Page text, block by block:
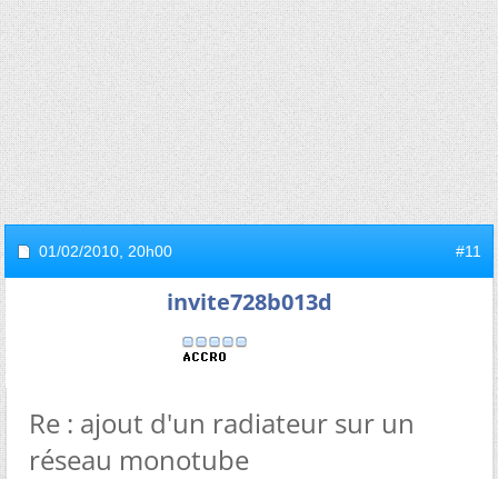
01/02/2010, 20h00 #11
invite728b013d
Re : ajout d'un radiateur sur un
réseau monotube